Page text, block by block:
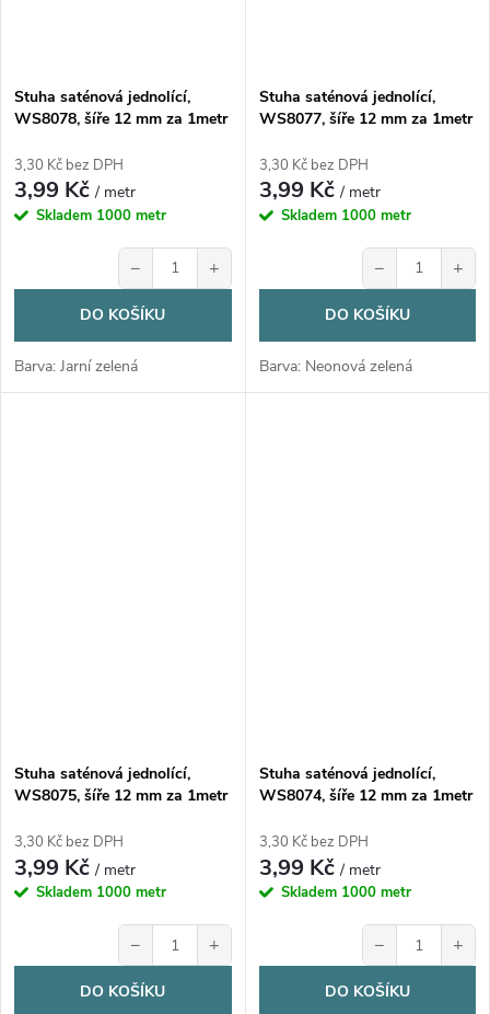
Stuha saténová jednolící,
WS8078, šíře 12 mm za 1metr
3,30 Kč bez DPH
3,99 Kč/ metr
Skladem 1000 metr
− +
DO KOŠÍKU
Barva: Jarní zelená
Stuha saténová jednolící,
WS8077, šíře 12 mm za 1metr
3,30 Kč bez DPH
3,99 Kč/ metr
Skladem 1000 metr
− +
DO KOŠÍKU
Barva: Neonová zelená
Stuha saténová jednolící,
WS8075, šíře 12 mm za 1metr
3,30 Kč bez DPH
3,99 Kč/ metr
Skladem 1000 metr
− +
DO KOŠÍKU
Stuha saténová jednolící,
WS8074, šíře 12 mm za 1metr
3,30 Kč bez DPH
3,99 Kč/ metr
Skladem 1000 metr
− +
DO KOŠÍKU